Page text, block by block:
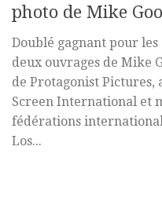
photo de Mike
Doublé gagnant pour
deux ouvrages de Mike
de Protagonist Pictures,
Screen International et
fédérations
Los...